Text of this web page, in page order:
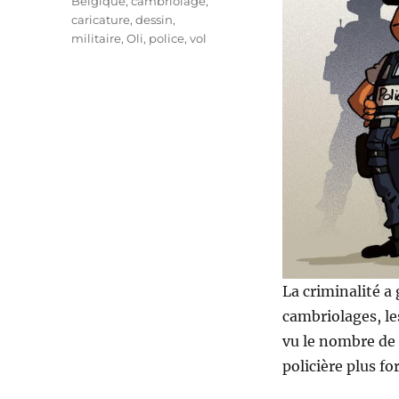
La criminalité a
cambriolages,
vu le nombre
policière plus
caricature,dessin,
militaire,Oli, police,vol